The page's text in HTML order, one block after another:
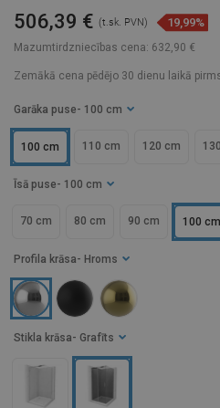
Mazumtirdzniecības cena: 632,90 €
506,39 € (t.sk. PVN) 19,99%
Zemākā cena pēdējo 30 dienu laikā
Garāka puse - 100 cm
100 cm 110 cm 120 cm
Īsā puse - 100 cm
70 cm 80 cm 90 cm 100 cm
Stikla krāsa - Grafīts
Profila krāsa - Hroms